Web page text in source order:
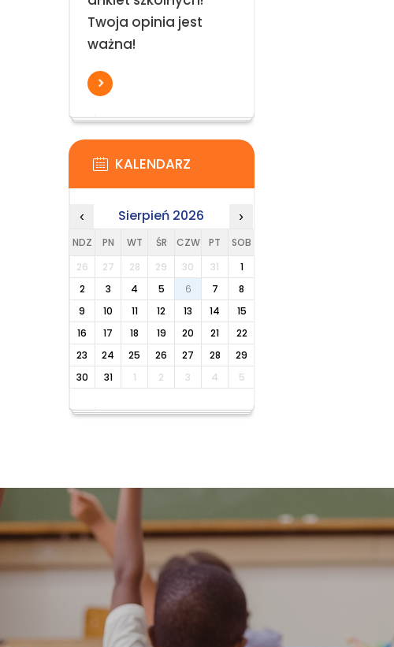
Twoja opinia jest
ważna!
KALENDARZ
‹ Sierpień 2026 ›
NDZ PN WT ŚR CZW PT
SOB
26
27 28 29 30 31
1
2
3 4 5 6 7
8
9
10 11 12 13 14
15
16
17 18 19 20 21
22
23
24 25 26 27 28
29
30
31 1 2 3 4 5